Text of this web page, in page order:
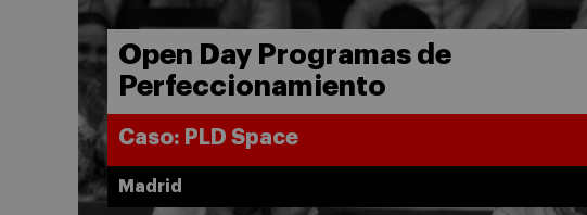
Open Day Programas de
Perfeccionamiento
Caso: PLD Space
Madrid